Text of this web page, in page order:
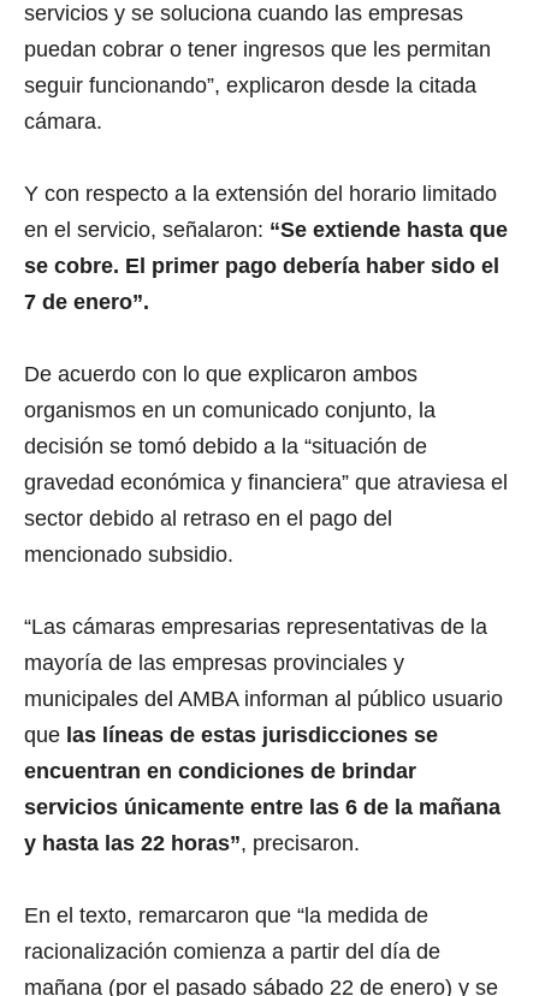
servicios y se soluciona cuando las empresas
puedan cobrar o tener ingresos que les permitan
seguir funcionando”, explicaron desde la citada
cámara.
Y con respecto a la extensión del horario limitado
en el servicio, señalaron: “Se extiende hasta que
se cobre. El primer pago debería haber sido el
7 de enero”.
De acuerdo con lo que explicaron ambos
organismos en un comunicado conjunto, la
decisión se tomó debido a la “situación de
gravedad económica y financiera” que atraviesa el
sector debido al retraso en el pago del
mencionado subsidio.
“Las cámaras empresarias representativas de la
mayoría de las empresas provinciales y
municipales del AMBA informan al público usuario
que las líneas de estas jurisdicciones se
encuentran en condiciones de brindar
servicios únicamente entre las 6 de la mañana
y hasta las 22 horas”, precisaron.
En el texto, remarcaron que “la medida de
racionalización comienza a partir del día de
mañana (por el pasado sábado 22 de enero) y se